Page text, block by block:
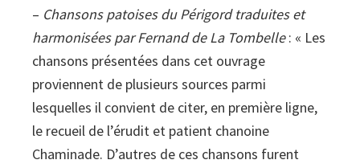
– Chansons patoises du Périgord traduites et
harmonisées par Fernand de La Tombelle: « Les
chansons présentées dans cet ouvrage
proviennent de plusieurs sources parmi
lesquelles il convient de citer, en première ligne,
le recueil de l’érudit et patient chanoine
Chaminade. D’autres de ces chansons furent